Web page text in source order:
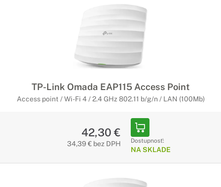
TP-Link Omada EAP115 Access Point
Access point / Wi-Fi 4 / 2.4 GHz 802.11 b/g/n / LAN (100Mb)
42,30 €
34,39 € bez DPH Dostupnosť:
NA SKLADE